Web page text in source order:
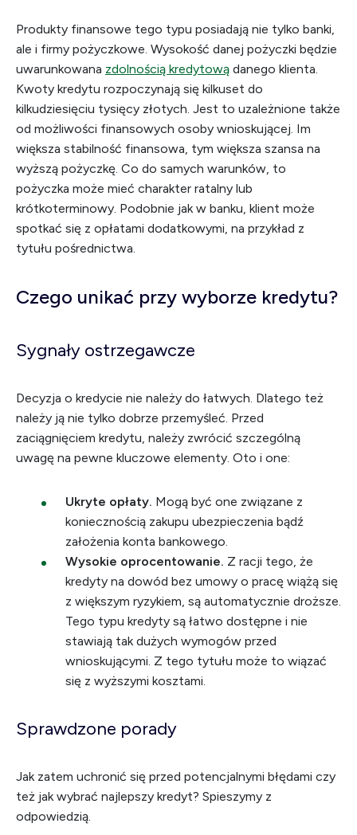
Produkty finansowe tego typu posiadają nie tylko banki,
ale i firmy pożyczkowe. Wysokość danej pożyczki będzie
uwarunkowana zdolnością kredytową danego klienta.
Kwoty kredytu rozpoczynają się kilkuset do
kilkudziesięciu tysięcy złotych. Jest to uzależnione także
od możliwości finansowych osoby wnioskującej. Im
większa stabilność finansowa, tym większa szansa na
wyższą pożyczkę. Co do samych warunków, to
pożyczka może mieć charakter ratalny lub
krótkoterminowy. Podobnie jak w banku, klient może
spotkać się z opłatami dodatkowymi, na przykład z
tytułu pośrednictwa.
Czego unikać przy wyborze kredytu?
Sygnały ostrzegawcze
Decyzja o kredycie nie należy do łatwych. Dlatego też
należy ją nie tylko dobrze przemyśleć. Przed
zaciągnięciem kredytu, należy zwrócić szczególną
uwagę na pewne kluczowe elementy. Oto i one:
Ukryte opłaty. Mogą być one związane z
koniecznością zakupu ubezpieczenia bądź
założenia konta bankowego.
Wysokie oprocentowanie. Z racji tego, że
kredyty na dowód bez umowy o pracę wiążą się
z większym ryzykiem, są automatycznie droższe.
Tego typu kredyty są łatwo dostępne i nie
stawiają tak dużych wymogów przed
wnioskującymi. Z tego tytułu może to wiązać
się z wyższymi kosztami.
Sprawdzone porady
Jak zatem uchronić się przed potencjalnymi błędami czy
też jak wybrać najlepszy kredyt? Spieszymy z
odpowiedzią.